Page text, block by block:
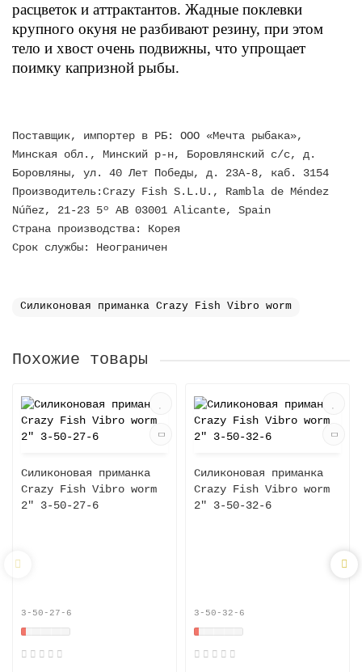
расцветок и аттрактантов. Жадные поклевки
крупного окуня не разбивают резину, при этом
тело и хвост очень подвижны, что упрощает
поимку капризной рыбы.
Поставщик, импортер в РБ: ООО «Мечта рыбака»,
Минская обл., Минский р-н, Боровлянский с/с, д.
Боровляны, ул. 40 Лет Победы, д. 23А-8, каб. 3154
Производитель:Crazy Fish S.L.U., Rambla de Méndez
Núñez, 21-23 5º AB 03001 Alicante, Spain
Страна производства: Корея
Срок службы: Неограничен
Силиконовая приманка Crazy Fish Vibro worm
Похожие товары
Силиконовая приманка
Crazy Fish Vibro worm
2" 3-50-27-6
3-50-27-6
Силиконовая приманка
Crazy Fish Vibro worm
2" 3-50-32-6
3-50-32-6